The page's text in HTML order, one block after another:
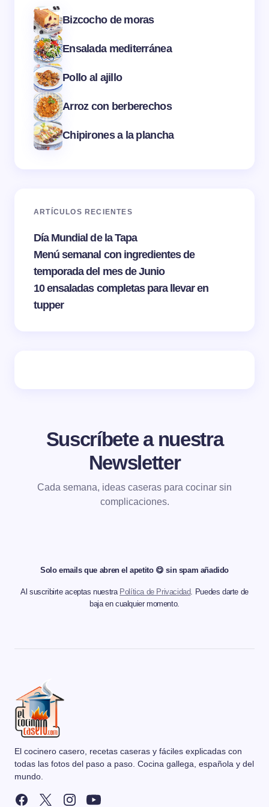
Bizcocho de moras
Ensalada mediterránea
Pollo al ajillo
Arroz con berberechos
Chipirones a la plancha
ARTÍCULOS RECIENTES
Día Mundial de la Tapa
Menú semanal con ingredientes de
temporada del mes de Junio
10 ensaladas completas para llevar en
tupper
Suscríbete a nuestra
Newsletter
Cada semana, ideas caseras para cocinar sin
complicaciones.
Solo emails que abren el apetito 😋 sin spam añadido
Al suscribirte aceptas nuestra Política de Privacidad. Puedes darte de
baja en cualquier momento.
El cocinero casero, recetas caseras y fáciles explicadas con
todas las fotos del paso a paso. Cocina gallega, española y del
mundo.